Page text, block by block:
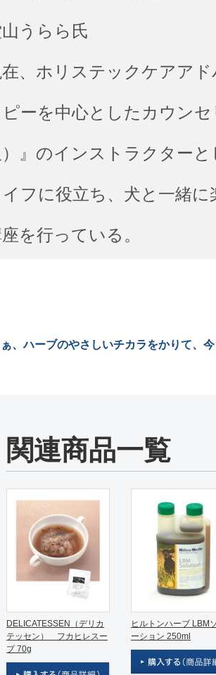
うらら氏
、ホリステックケアア
ピーを中心としたカウン
』のインストラクター
イフに役立ち、犬と一緒
を行っている。
ぁ、ハーブのやさしいチカラをかりて、
関連商品一覧
DELICATESSEN（デリカ
テッセン） フカヒレスー
プ 70g
ヒルトンハーブ LBM
ーション 250ml